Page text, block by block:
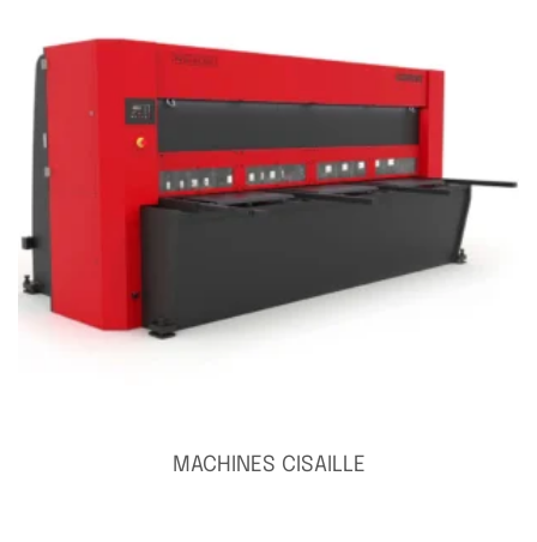
MACHINES CISAILLE